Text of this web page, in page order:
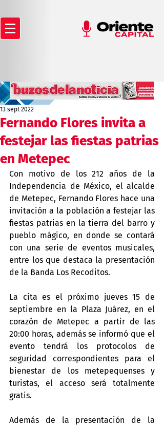
Fernando Flores invita a
festejar las fiestas patrias
en Metepec
13 sept 2022
Con motivo de los 212 años de la
Independencia de México, el alcalde
de Metepec, Fernando Flores hace una
invitación a la población a festejar las
fiestas patrias en la tierra del barro y
pueblo mágico, en donde se contará
con una serie de eventos musicales,
entre los que destaca la presentación
de la Banda Los Recoditos.
La cita es el próximo jueves 15 de
septiembre en la Plaza Juárez, en el
corazón de Metepec a partir de las
20:00 horas, además se informó que el
evento tendrá los protocolos de
seguridad correspondientes para el
bienestar de los metepequenses y
turistas, el acceso será totalmente
gratis.
Además de la presentación de la